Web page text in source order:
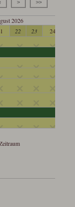
> >>
2026
22 23 24